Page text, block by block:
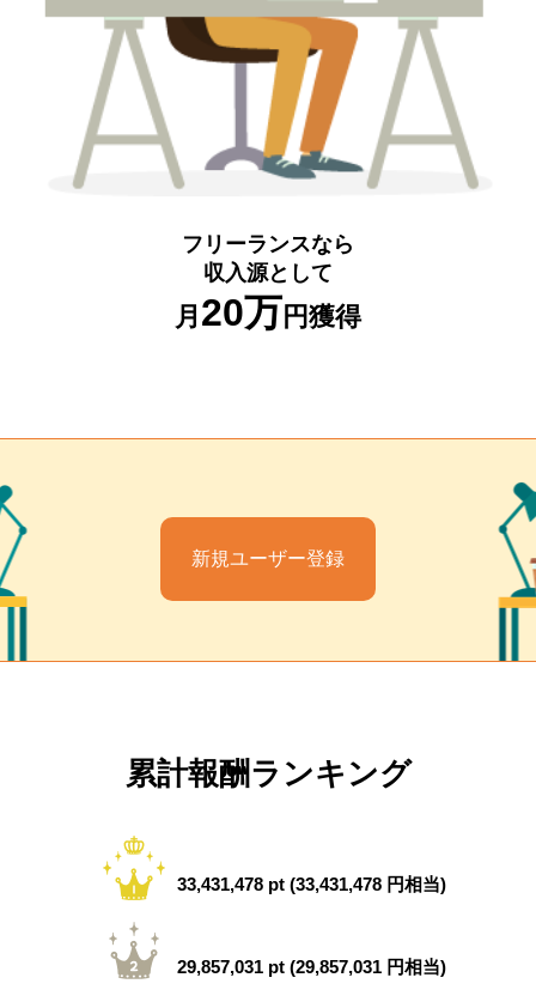
フリーランスなら
収入源として
月 20万円獲得
新規ユーザー登録
累計報酬ランキング
33,431,478 pt (33,431,478 円相当)
29,857,031 pt (29,857,031 円相当)